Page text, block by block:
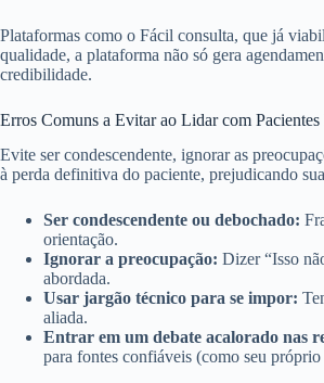
Plataformas como o Fácil consulta, que já
qualidade, a plataforma não só gera
credibilidade.
Erros Comuns a Evitar ao Lidar com
Evite ser condescendente, ignorar as
à perda definitiva do paciente, prejudicando
Ser condescendente ou debochado:
orientação.
Ignorar a preocupação: Dizer “Isso
abordada.
Usar jargão técnico para se impor:
aliada.
Entrar em um debate acalorado nas
para fontes confiáveis (como seu